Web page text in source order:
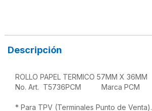
Descripción
ROLLO PAPEL TERMICO 57MM X 36MM
No. Art.  T5736PCM          Marca PCM
* Para TPV (Terminales Punto de Venta).